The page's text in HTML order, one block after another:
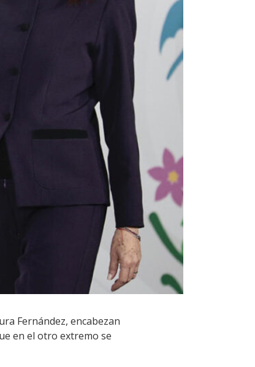
Fernández, encabezan
en el otro extremo se